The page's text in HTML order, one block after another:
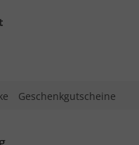
Geschenkgutscheine